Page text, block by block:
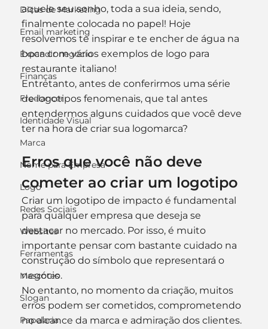
Dicas de Marketing
Email marketing
Expandir negócio
Finanças
Freelancer
Identidade Visual
Marca
Nome para Empresa
Logo
Redes Sociais
Websites
Ferramentas
Mascotes
Slogan
Papelaria
aquele seu sonho, toda a sua ideia, sendo,
finalmente colocada no papel! Hoje
resolvemos te inspirar e te encher de água na
boca com vários exemplos de logo para
restaurante italiano!
Entretanto, antes de conferirmos uma série
de logotipos fenomenais, que tal antes
entendermos alguns cuidados que você deve
ter na hora de criar sua logomarca?
Erros que você não deve
cometer ao criar um logotipo
Criar um logotipo de impacto é fundamental
para qualquer empresa que deseja se
destacar no mercado. Por isso, é muito
importante pensar com bastante cuidado na
construção do símbolo que representará o
negócio.
No entanto, no momento da criação, muitos
erros podem ser cometidos, comprometendo
no alcance da marca e admiração dos clientes.